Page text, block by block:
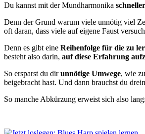
Du kannst mit der Mundharmonika
Denn der Grund warum viele unnötig viel
oft daran, dass viele auf eigene Faust
Denn es gibt eine Reihenfolge für die zu
besteht also darin, auf diese Erfahrung
So ersparst du dirunnötige Umwege, wie
beigebracht hast. Und dann brauchst du
So manche Abkürzung erweist sich also